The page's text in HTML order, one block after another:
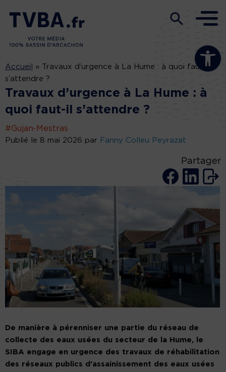
Ouvrir la
Accueil »
Travaux d’urgence à La Hume : à quoi faut-il
s’attendre ?
Travaux d’urgence à La Hume : à
quoi faut-il s’attendre ?
#Gujan-Mestras
Publié le 8 mai 2026 par Fanny Colleu Peyrazat
Partager
De manière à pérenniser une partie du réseau de
collecte des eaux usées du secteur de la Hume, le
SIBA engage en urgence des travaux de réhabilitation
des réseaux publics d’assainissement des eaux usées